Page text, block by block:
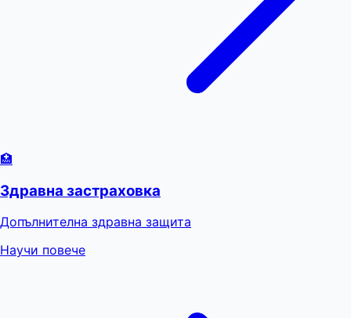
🏥
Здравна застраховка
Допълнителна здравна защита
Научи повече